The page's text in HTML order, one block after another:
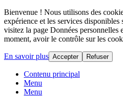
Bienvenue ! Nous utilisons des
expérience et les services
visitez la page Données personnelles
moment, avoir le contrôle sur les
En savoir plus Accepter Refuser
Contenu principal
Menu
Menu